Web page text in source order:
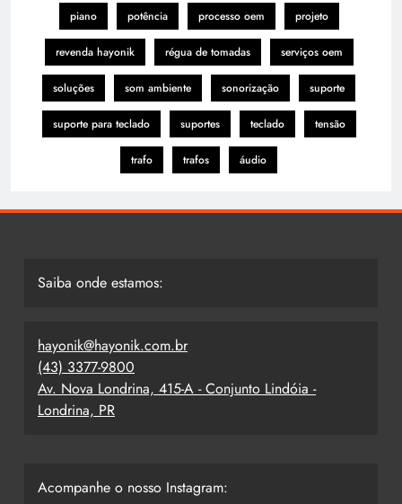
piano potência processo oem projeto
revenda hayonik régua de tomadas serviços oem
soluções som ambiente sonorização suporte
suporte para teclado suportes teclado tensão
trafo trafos áudio
Saiba onde estamos:
hayonik@hayonik.com.br
(43) 3377-9800
Av. Nova Londrina, 415-A - Conjunto Lindóia -
Londrina, PR
Acompanhe o nosso Instagram: